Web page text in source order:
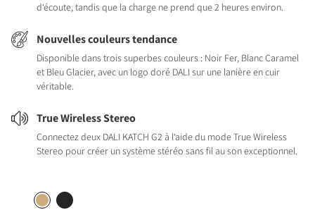
d‘écoute, tandis que la charge ne prend que 2 heures environ.
Nouvelles couleurs tendance
Disponible dans trois superbes couleurs : Noir Fer, Blanc Caramel
et Bleu Glacier, avec un logo doré DALI sur une lanière en cuir
véritable.
True Wireless Stereo
Connectez deux DALI KATCH G2 à l‘aide du mode True Wireless
Stereo pour créer un système stéréo sans fil au son exceptionnel.